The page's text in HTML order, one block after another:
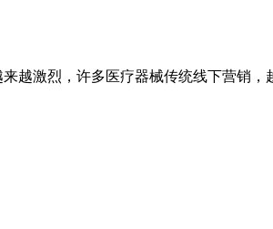
越激烈，许多医疗器械传统线下营销